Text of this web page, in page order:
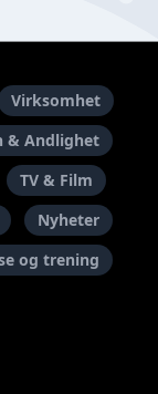
Virksomhet
& Andlighet
TV & Film
Nyheter
og trening